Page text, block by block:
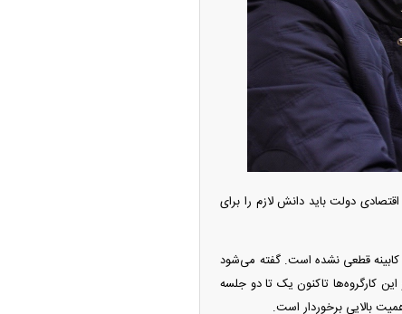
دولت باید دانش لازم را برای
کابینه قطعی نشده است. گفته می‌شود
کارگروه‌ها تاکنون یک تا دو جلسه
بالایی برخوردار است.
جدید شد/ اولین
سیاسی + جدول